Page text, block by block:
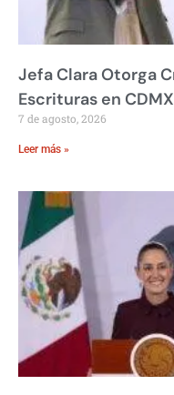
Jefa Clara Otorga
Escrituras en CDMX
7 de agosto, 2026
Leer más »